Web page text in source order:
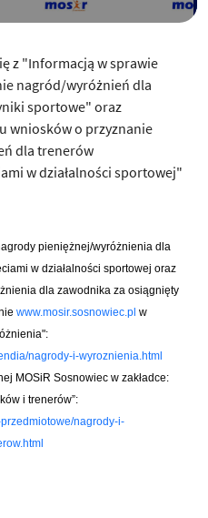
z "Informacją w sprawie
nagród/wyróżnień dla
sportowe" oraz
wniosków o przyznanie
dla trenerów
w działalności sportowej"
pieniężnej/wyróżnienia dla
w działalności sportowej oraz
dla zawodnika za osiągnięty
www.mosir.sosnowiec.pl w
nagrody-i-wyroznienia.html
MOSiR Sosnowiec w zakładce:
i trenerów”:
nagrody-i-